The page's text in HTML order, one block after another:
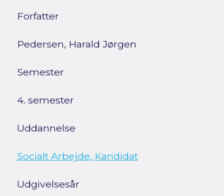
Forfatter
Pedersen, Harald Jørgen
Semester
4. semester
Uddannelse
Socialt Arbejde, Kandidat
Udgivelsesår